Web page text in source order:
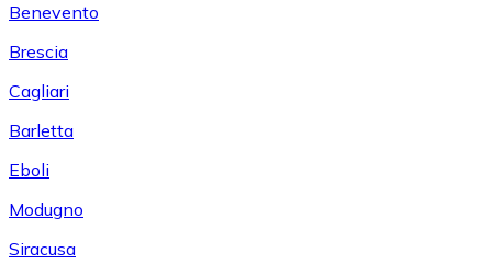
Benevento
Brescia
Cagliari
Barletta
Eboli
Modugno
Siracusa